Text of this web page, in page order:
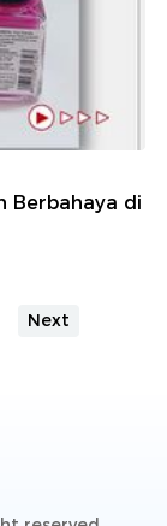
Berbahaya di
Next